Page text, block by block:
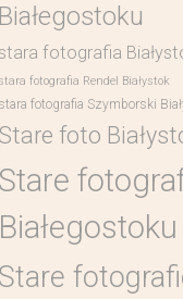
Białegostoku
stara fotografia
stara fotografia Rendel Białystok
stara fotografia Szymborski
Stare foto
Stare
Białegostoku
Stare